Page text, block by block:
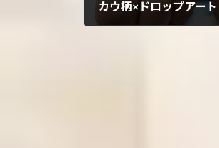
カウ柄×ドロップアート